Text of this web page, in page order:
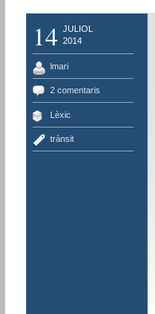
14 JULIOL
2014
lmari
2 comentaris
Lèxic
trànsit